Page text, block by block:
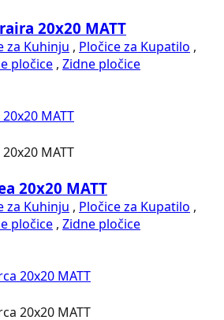
20x20 MATT
za Kuhinju , Pločice za Kupatilo ,
pločice , Zidne pločice
20x20 MATT
za Kuhinju , Pločice za Kupatilo ,
pločice , Zidne pločice